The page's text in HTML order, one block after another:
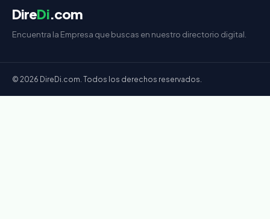
DireDi.com
Encuentra la Empresa que buscas en nuestro directorio digital.
© 2026 DireDi.com. Todos los derechos reservados.